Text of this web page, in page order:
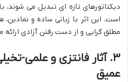
دیکتاتورهای تازه ای تبدیل می شوند،
است. این اثر با زبانی ساده و
مطلق گرایی و از دست رفتن آزادی
۳. آثار فانتزی و علمی-
عمیق